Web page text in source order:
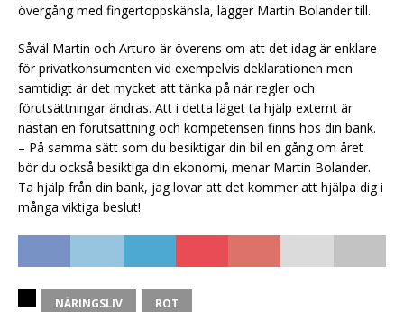
övergång med fingertoppskänsla, lägger Martin Bolander till.
Såväl Martin och Arturo är överens om att det idag är enklare
för privatkonsumenten vid exempelvis deklarationen men
samtidigt är det mycket att tänka på när regler och
förutsättningar ändras. Att i detta läget ta hjälp externt är
nästan en förutsättning och kompetensen finns hos din bank.
– På samma sätt som du besiktigar din bil en gång om året
bör du också besiktiga din ekonomi, menar Martin Bolander.
Ta hjälp från din bank, jag lovar att det kommer att hjälpa dig i
många viktiga beslut!
NÄRINGSLIV ROT